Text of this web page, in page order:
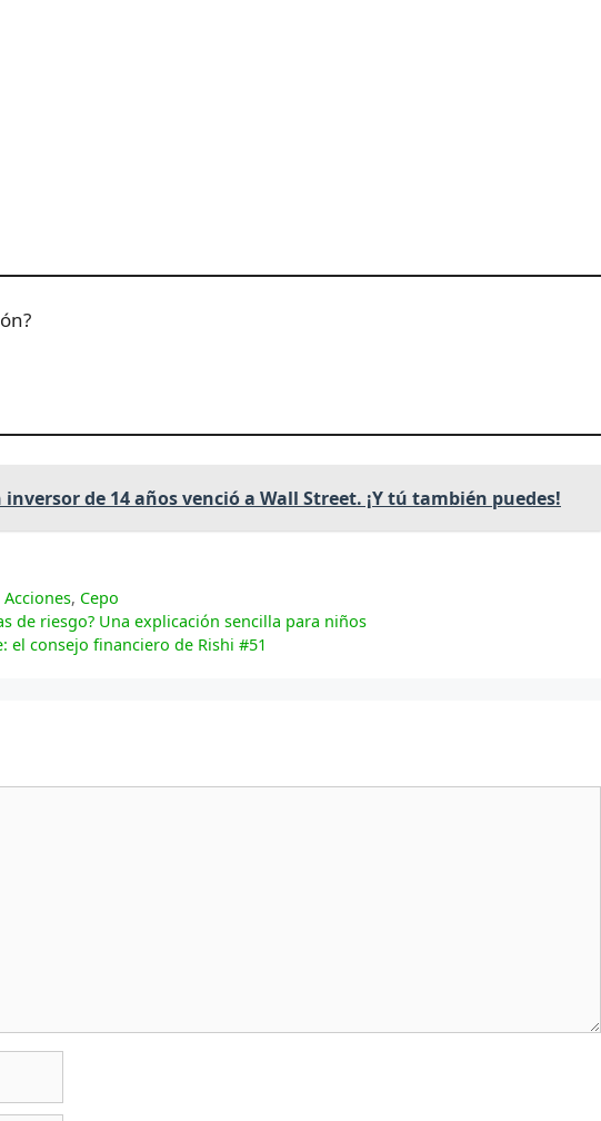
inversor de 14 años venció a Wall Street. ¡Y tú también puedes!
Acciones, Cepo
de riesgo? Una explicación sencilla para niños
consejo financiero de Rishi #51